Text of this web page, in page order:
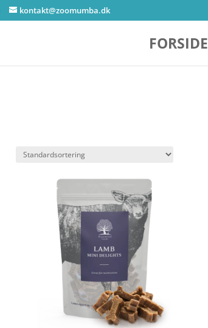
kontakt@zoomumba.dk
FORSIDE